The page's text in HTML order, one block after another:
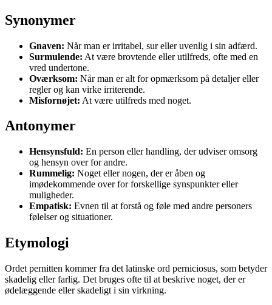
Synonymer
Gnaven: Når man er irritabel, sur eller uvenlig i sin adfærd.
Surmulende: At være brovtende eller utilfreds, ofte med en
vred undertone.
Oværksom: Når man er alt for opmærksom på detaljer eller
regler og kan virke irriterende.
Misfornøjet: At være utilfreds med noget.
Antonymer
Hensynsfuld: En person eller handling, der udviser omsorg
og hensyn over for andre.
Rummelig: Noget eller nogen, der er åben og
imødekommende over for forskellige synspunkter eller
muligheder.
Empatisk: Evnen til at forstå og føle med andre personers
følelser og situationer.
Etymologi
Ordet pernitten kommer fra det latinske ord perniciosus, som betyder
skadelig eller farlig. Det bruges ofte til at beskrive noget, der er
ødelæggende eller skadeligt i sin virkning.